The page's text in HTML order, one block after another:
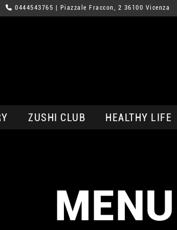
0444543765 | Piazzale Fraccon, 2 36100 Vicenza
ZUSHI CLUB HEALTHY LIFE
MENU